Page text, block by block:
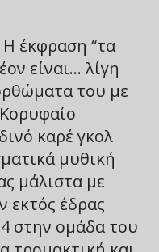
Η έκφραση “τα
είναι… λίγη
του με
καρέ γκολ
μυθική
μάλιστα με
εκτός έδρας
στην ομάδα του